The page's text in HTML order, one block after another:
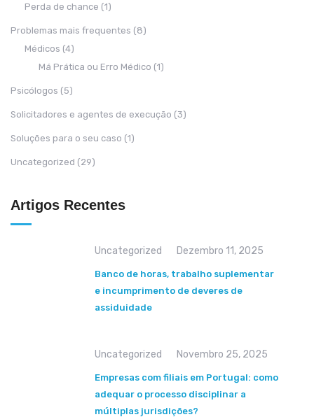
Perda de chance (1)
Problemas mais frequentes (8)
Médicos (4)
Má Prática ou Erro Médico (1)
Psicólogos (5)
Solicitadores e agentes de execução (3)
Soluções para o seu caso (1)
Uncategorized (29)
Artigos Recentes
Uncategorized Dezembro 11, 2025
Banco de horas, trabalho suplementar
e incumprimento de deveres de
assiduidade
Uncategorized Novembro 25, 2025
Empresas com filiais em Portugal: como
adequar o processo disciplinar a
múltiplas jurisdições?